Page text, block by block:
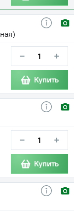
− +
Купить
− +
Купить